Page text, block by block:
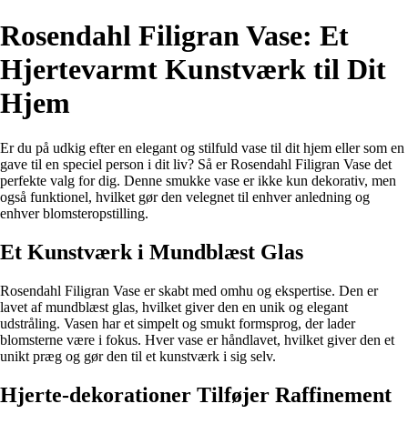
Rosendahl Filigran Vase: Et
Hjertevarmt Kunstværk til Dit
Hjem
Er du på udkig efter en elegant og stilfuld vase til dit hjem eller som en
gave til en speciel person i dit liv? Så er Rosendahl Filigran Vase det
perfekte valg for dig. Denne smukke vase er ikke kun dekorativ, men
også funktionel, hvilket gør den velegnet til enhver anledning og
enhver blomsteropstilling.
Et Kunstværk i Mundblæst Glas
Rosendahl Filigran Vase er skabt med omhu og ekspertise. Den er
lavet af mundblæst glas, hvilket giver den en unik og elegant
udstråling. Vasen har et simpelt og smukt formsprog, der lader
blomsterne være i fokus. Hver vase er håndlavet, hvilket giver den et
unikt præg og gør den til et kunstværk i sig selv.
Hjerte-dekorationer Tilføjer Raffinement